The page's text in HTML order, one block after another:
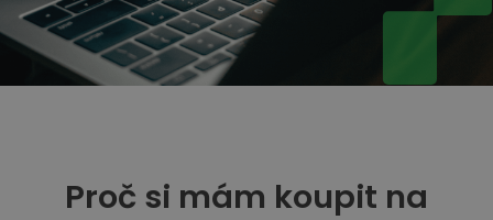
Proč si mám koupit na